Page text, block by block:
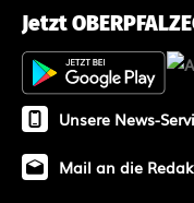
Jetzt
Unsere News-
Mail an die